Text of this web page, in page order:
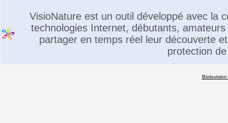
VisioNature est un outil développé avec la
technologies Internet, débutants,
partager en temps réel leur découverte
protection
Biolovision